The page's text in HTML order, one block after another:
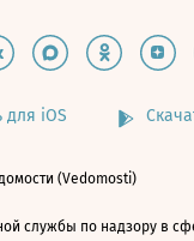
для iOS
(Vedomosti)
службы по надзору в